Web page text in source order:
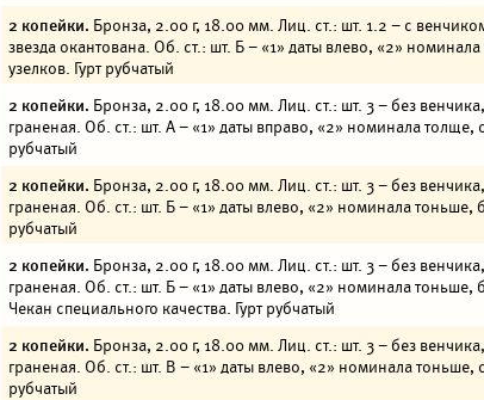
2 копейки. Бронза, 2.00 г, 18.00 мм. Лиц. ст.: шт. 1.2 – с
звезда окантована. Об. ст.: шт. Б – «1» даты влево, «2»
узелков. Гурт рубчатый
2 копейки. Бронза, 2.00 г, 18.00 мм. Лиц. ст.: шт. 3 – без
граненая. Об. ст.: шт. А – «1» даты вправо, «2» номинала толще,
рубчатый
2 копейки. Бронза, 2.00 г, 18.00 мм. Лиц. ст.: шт. 3 – без
граненая. Об. ст.: шт. Б – «1» даты влево, «2» номинала тоньше,
рубчатый
2 копейки. Бронза, 2.00 г, 18.00 мм. Лиц. ст.: шт. 3 – без
граненая. Об. ст.: шт. Б – «1» даты влево, «2» номинала тоньше,
Чекан специального качества. Гурт рубчатый
2 копейки. Бронза, 2.00 г, 18.00 мм. Лиц. ст.: шт. 3 – без
граненая. Об. ст.: шт. В – «1» даты влево, «2» номинала тоньше,
рубчатый